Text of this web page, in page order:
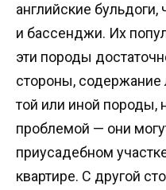
английские
и бассенджи. Их
эти породы
стороны, содержание
той или иной породы,
проблемой — они
приусадебном
квартире. С другой